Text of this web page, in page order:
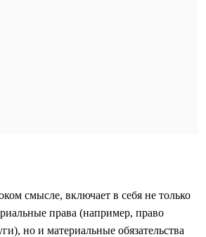
смысле, включает в себя не только
права (например, право
но и материальные обязательства